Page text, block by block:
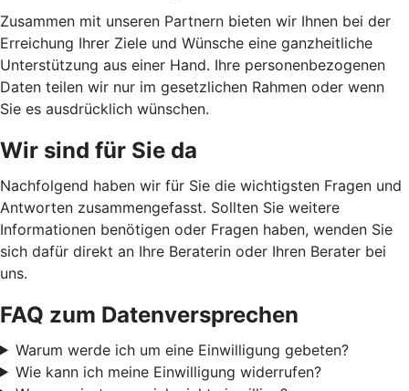
Zusammen mit unseren Partnern bieten wir Ihnen bei der
Erreichung Ihrer Ziele und Wünsche eine ganzheitliche
Unterstützung aus einer Hand. Ihre personenbezogenen
Daten teilen wir nur im gesetzlichen Rahmen oder wenn
Sie es ausdrücklich wünschen.
Wir sind für Sie da
Nachfolgend haben wir für Sie die wichtigsten Fragen und
Antworten zusammengefasst. Sollten Sie weitere
Informationen benötigen oder Fragen haben, wenden Sie
sich dafür direkt an Ihre Beraterin oder Ihren Berater bei
uns.
FAQ zum Datenversprechen
Warum werde ich um eine Einwilligung gebeten?
Wie kann ich meine Einwilligung widerrufen?